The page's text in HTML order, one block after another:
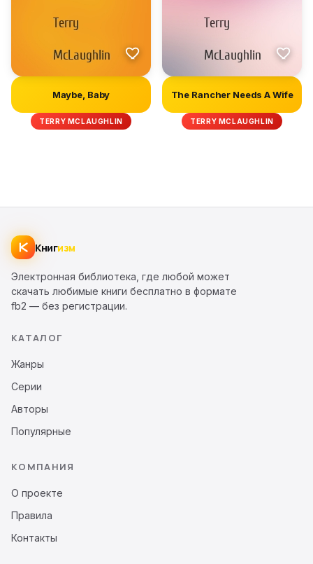
Maybe, Baby
TERRY MCLAUGHLIN
The Rancher Needs A Wife
TERRY MCLAUGHLIN
Книгизм
Электронная библиотека, где любой может
скачать любимые книги бесплатно в формате
fb2 — без регистрации.
КАТАЛОГ
Жанры
Серии
Авторы
Популярные
КОМПАНИЯ
О проекте
Правила
Контакты